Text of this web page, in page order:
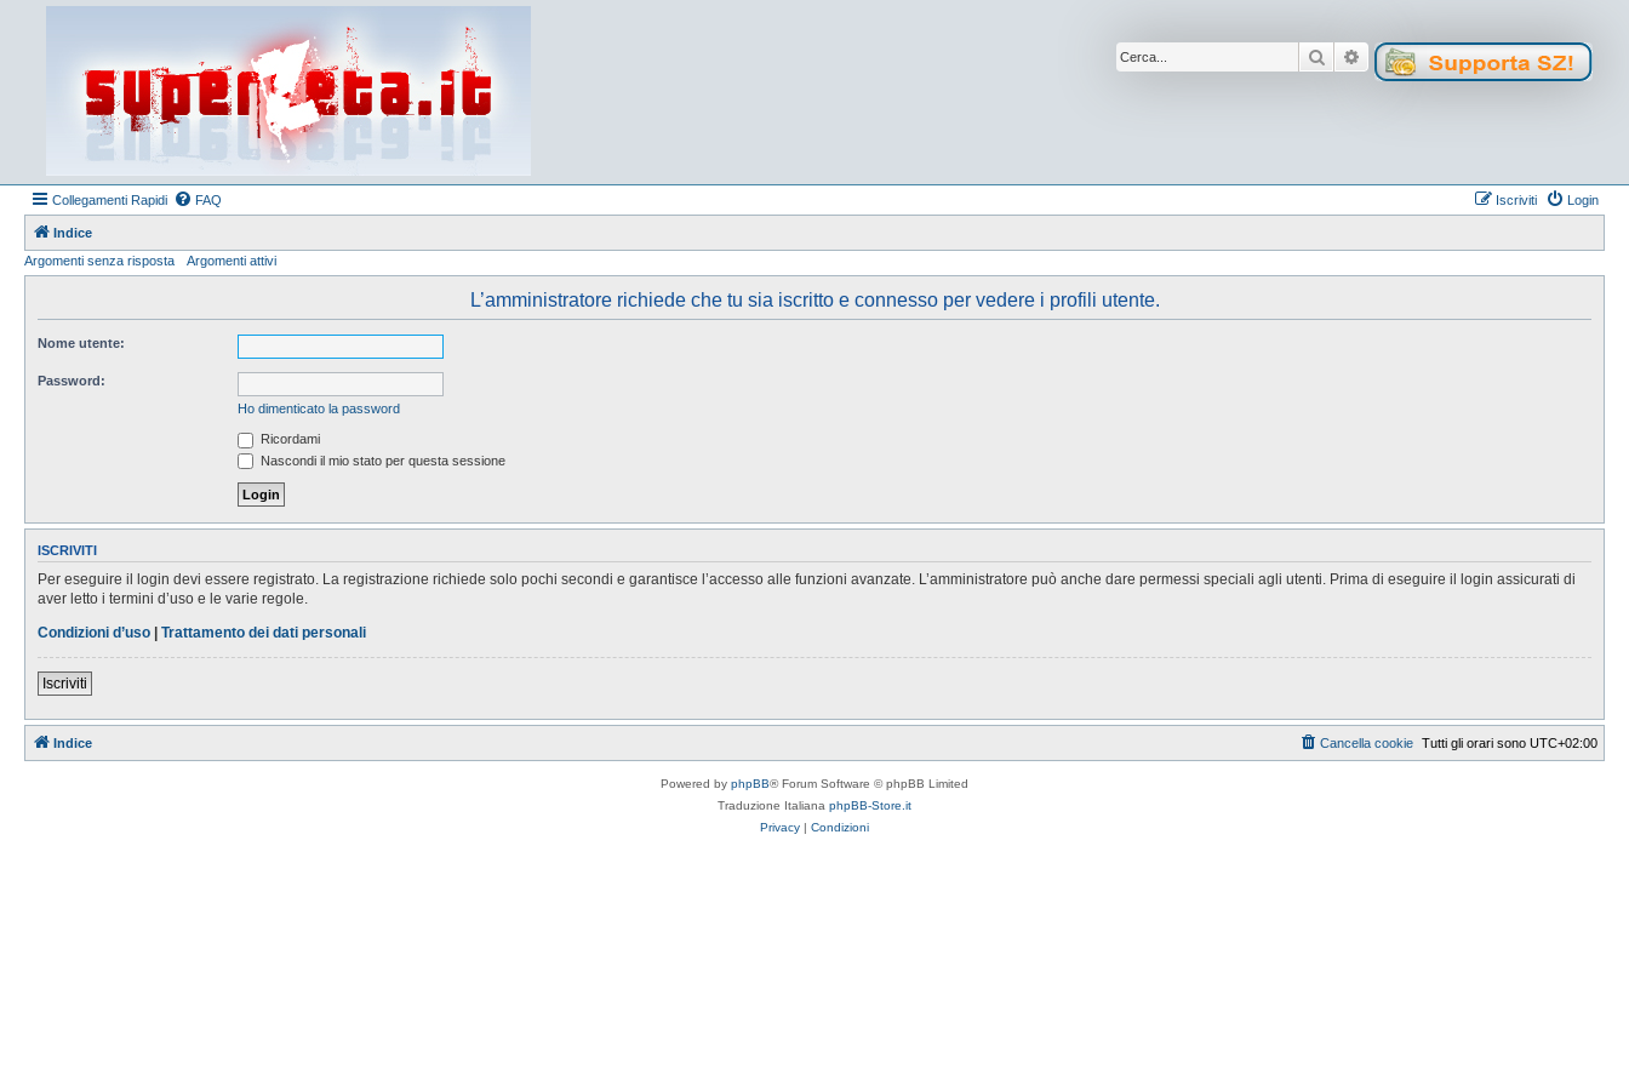
Cerca Ricerca avanzata
Collegamenti Rapidi FAQ Login
Iscriviti
Indice
Argomenti senza risposta
Argomenti attivi
L’amministratore richiede che tu sia iscritto e connesso per vedere i profili utente.
Nome utente:
Password:
Ho dimenticato la password
Ricordami
Nascondi il mio stato per questa sessione
ISCRIVITI
Per eseguire il login devi essere registrato. La registrazione richiede solo pochi secondi e garantisce l’accesso alle funzioni avanzate. L’amministratore può anche dare permessi speciali agli utenti. Prima di eseguire il login assicurati di
aver letto i termini d’uso e le varie regole.
Condizioni d’uso | Trattamento dei dati personali
Iscriviti
Indice Tutti gli orari sono UTC+02:00
Cancella cookie
Powered by phpBB® Forum Software © phpBB Limited
Traduzione Italiana phpBB-Store.it
Privacy | Condizioni